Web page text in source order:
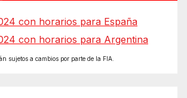
con horarios para España
con horarios para Argentina
sujetos a cambios por parte de la FIA.